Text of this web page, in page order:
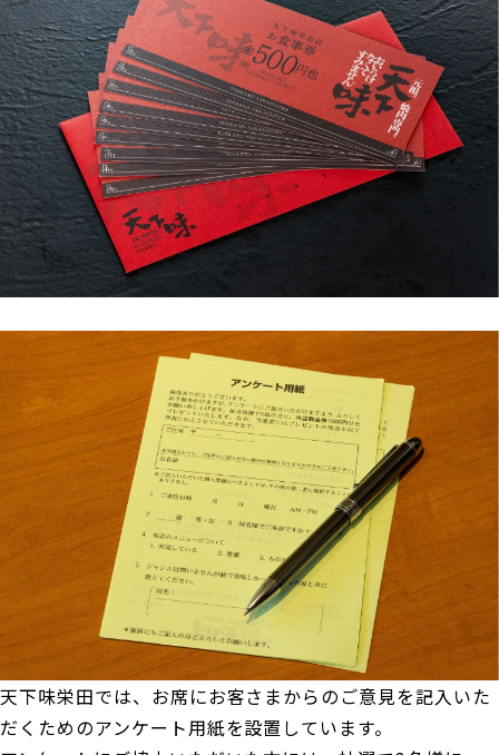
天下味栄田では、お席にお客さまからのご意見を記入いた
だくためのアンケート用紙を設置しています。